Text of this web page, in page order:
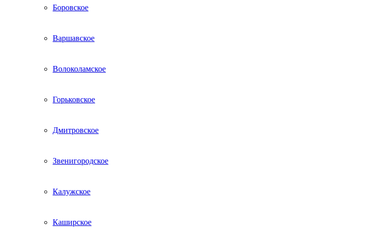
Боровское
Варшавское
Волоколамское
Горьковское
Дмитровское
Звенигородское
Калужское
Каширское